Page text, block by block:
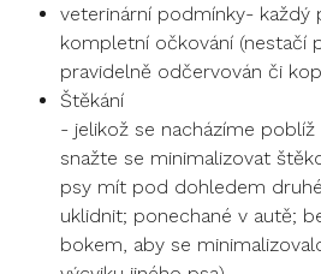
veterinární podmínky- každý
kompletní očkování (nestačí
pravidelně odčervován či
Štěkání
- jelikož se nacházíme
snažte se minimalizovat
psy mít pod dohledem
uklidnit; ponechané v autě;
bokem, aby se